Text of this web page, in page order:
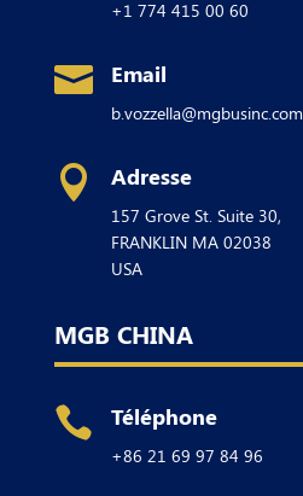
+1 774 415 00 60
 Email
b.vozzella@mgbusinc.com
 Adresse
157 Grove St. Suite 30,
FRANKLIN MA 02038
USA
MGB CHINA
 Téléphone
+86 21 69 97 84 96